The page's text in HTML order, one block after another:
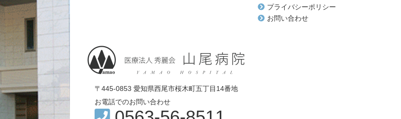
プライバシーポリシー
お問い合わせ
〒445-0853 愛知県西尾市桜木町五丁目14番地
お電話でのお問い合わせ